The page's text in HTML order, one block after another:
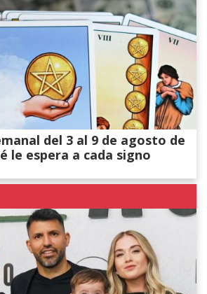
del 3 al 9 de agosto de
le espera a cada signo